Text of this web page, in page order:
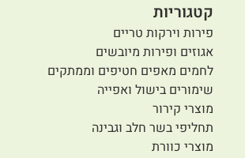
קטגוריות
פירות וירקות טריים
אגוזים ופירות מיובשים
לחמים מאפים חטיפים וממתקים
שימורים בישול ואפייה
מוצרי קירור
תחליפי בשר חלב וגבינה
מוצרי כוורת